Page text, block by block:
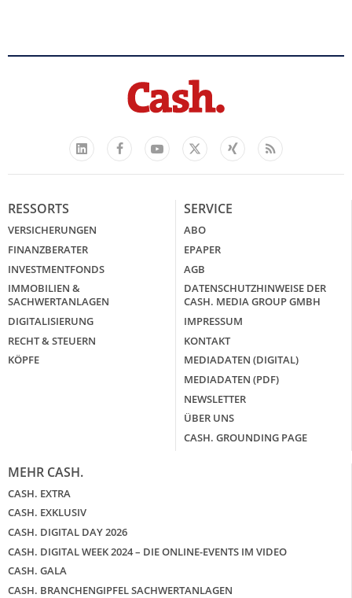
LinkedIn
FacebookYouTube
X
Xing Feed
RESSORTS
VERSICHERUNGEN
FINANZBERATER
INVESTMENTFONDS
IMMOBILIEN &
SACHWERTANLAGEN
DIGITALISIERUNG
RECHT & STEUERN
KÖPFE
SERVICE
ABO
EPAPER
AGB
DATENSCHUTZHINWEISE DER
CASH. MEDIA GROUP GMBH
IMPRESSUM
KONTAKT
MEDIADATEN (DIGITAL)
MEDIADATEN (PDF)
NEWSLETTER
ÜBER UNS
CASH. GROUNDING PAGE
MEHR CASH.
CASH. EXTRA
CASH. EXKLUSIV
CASH. DIGITAL DAY 2026
CASH. DIGITAL WEEK 2024 – DIE ONLINE-EVENTS IM VIDEO
CASH. GALA
CASH. BRANCHENGIPFEL SACHWERTANLAGEN